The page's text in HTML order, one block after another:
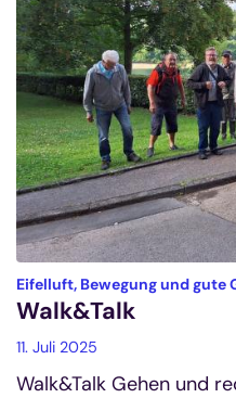
Eifelluft, Bewegung und gute
Walk&Talk
11. Juli 2025
Walk&Talk Gehen und